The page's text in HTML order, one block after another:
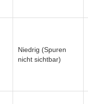
Niedrig (Spuren
nicht sichtbar)